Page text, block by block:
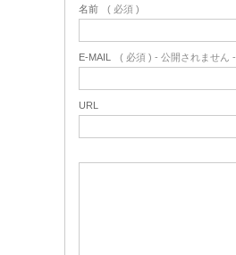
名前 ( 必須 )
E-MAIL ( 必須 ) - 公開されません -
URL